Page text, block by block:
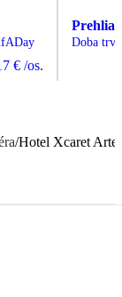
€ /os.
Doba
/Hotel Xcaret Arte